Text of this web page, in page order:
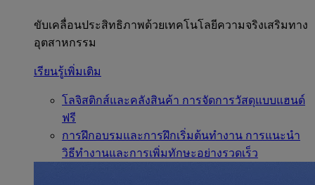
ขับเคลื่อนประสิทธิภาพด้วยเทคโนโลยีความจริงเสริมทาง
อุตสาหกรรม
เรียนรู้เพิ่มเติม
โลจิสติกส์และคลังสินค้า การจัดการวัสดุแบบแฮนด์
ฟรี
การฝึกอบรมและการฝึกเริ่มต้นทำงาน การแนะนำ
วิธีทำงานและการเพิ่มทักษะอย่างรวดเร็ว